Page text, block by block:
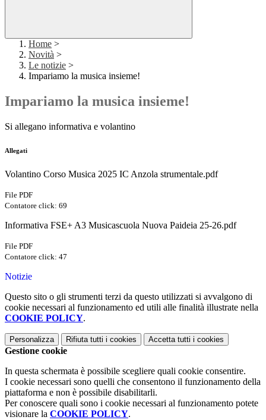
Home >
Novità >
Le notizie >
Impariamo la musica insieme!
Impariamo la musica insieme!
Si allegano informativa e volantino
Allegati
Volantino Corso Musica 2025 IC Anzola strumentale.pdf
File PDF
Contatore click: 69
Informativa FSE+ A3 Musicascuola Nuova Paideia 25-26.pdf
File PDF
Contatore click: 47
Notizie
Questo sito o gli strumenti terzi da questo utilizzati si avvalgono di
cookie necessari al funzionamento ed utili alle finalità illustrate nella
COOKIE POLICY.
Personalizza Rifiuta tutti i cookies Accetta tutti i cookies
Gestione cookie
In questa schermata è possibile scegliere quali cookie consentire.
I cookie necessari sono quelli che consentono il funzionamento della
piattaforma e non è possibile disabilitarli.
Per conoscere quali sono i cookie necessari al funzionamento potete
visionare la COOKIE POLICY.